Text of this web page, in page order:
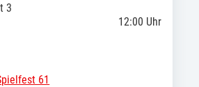
3
12:00 Uhr
61